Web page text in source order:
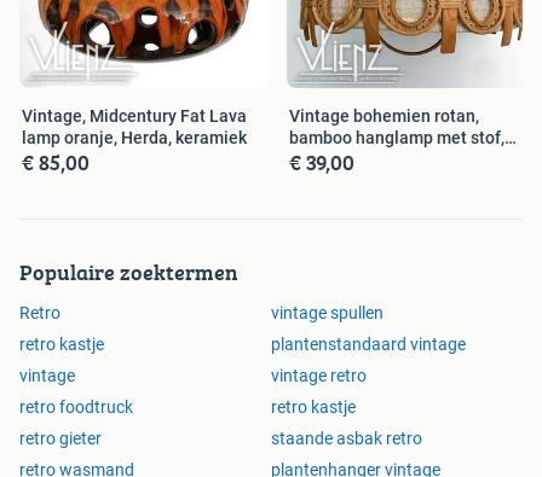
Vintage, Midcentury Fat Lava
lamp oranje, Herda, keramiek
€ 85,00
Vintage bohemien rotan,
bamboo hanglamp met stof,
retro
€ 39,00
Populaire zoektermen
Retro
vintage spullen
retro kastje
plantenstandaard vintage
vintage
vintage retro
retro foodtruck
retro kastje
retro gieter
staande asbak retro
retro wasmand
plantenhanger vintage